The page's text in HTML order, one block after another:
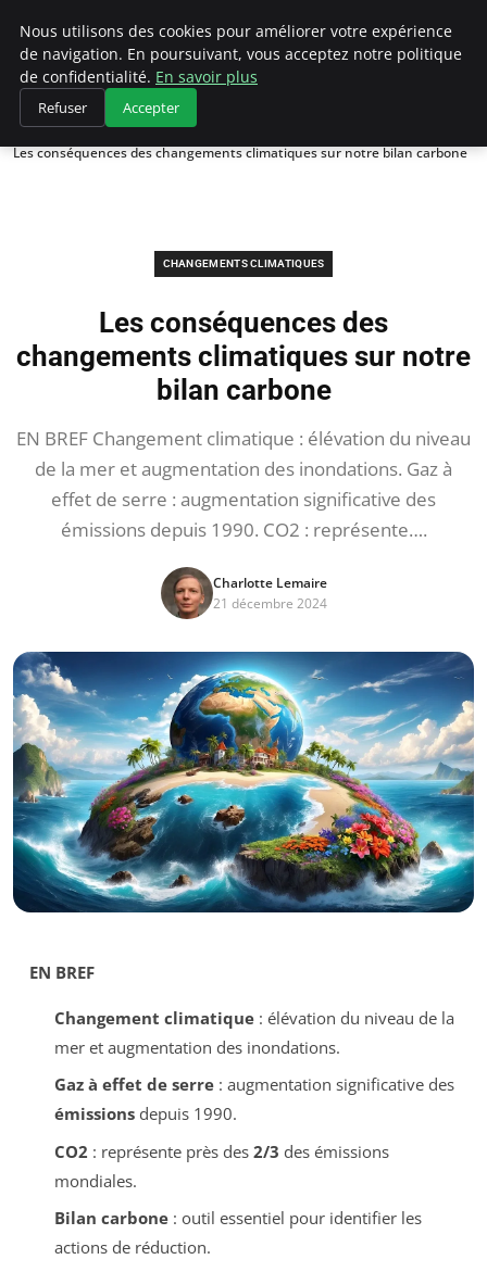
Climategatecountryclub.com
Accueil
Changements climatiques
Les conséquences des changements climatiques sur notre bilan carbone
CHANGEMENTS CLIMATIQUES
Les conséquences des
changements climatiques sur notre
bilan carbone
EN BREF Changement climatique : élévation du niveau
de la mer et augmentation des inondations. Gaz à
effet de serre : augmentation significative des
émissions depuis 1990. CO2 : représente….
Charlotte Lemaire
21 décembre 2024
EN BREF
Changement climatique: élévation du niveau de la
mer et augmentation des inondations.
Gaz à effet de serre: augmentation significative des
émissionsdepuis 1990.
CO2 : représente près des 2/3 des émissions
mondiales.
Bilan carbone: outil essentiel pour identifier les
actions de réduction.
Nous utilisons des cookies pour améliorer votre expérience
de navigation. En poursuivant, vous acceptez notre politique
de confidentialité. En savoir plus
Refuser Accepter